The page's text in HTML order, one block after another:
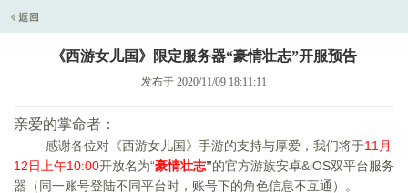
《西游女儿国》限定服务器“豪情壮志”开服预告
发布于 2020/11/09 18:11:11
亲爱的掌命者：
感谢各位对《西游女儿国》手游的支持与厚爱，我们将于11 月
12日 上午10:00开放名为“豪情壮志”的官方游族安卓&iOS双平台服务
器（同一账号登陆不同平台时，账号下的角色信息不互通）。